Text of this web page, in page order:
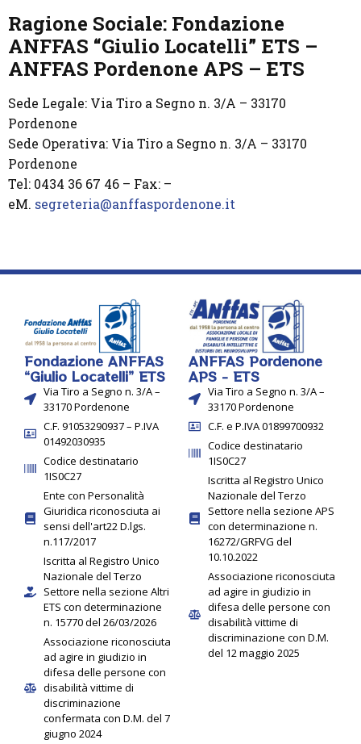
Ragione Sociale: Fondazione
ANFFAS “Giulio Locatelli” ETS –
ANFFAS Pordenone APS – ETS
Sede Legale: Via Tiro a Segno n. 3/A – 33170
Pordenone
Sede Operativa: Via Tiro a Segno n. 3/A – 33170
Pordenone
Tel: 0434 36 67 46 – Fax: –
eM. segreteria@anffaspordenone.it
Fondazione ANFFAS
“Giulio Locatelli” ETS
Via Tiro a Segno n. 3/A –
33170 Pordenone
C.F. 91053290937 – P.IVA
01492030935
Codice destinatario
1IS0C27
Ente con Personalità
Giuridica riconosciuta ai
sensi dell'art22 D.lgs.
n.117/2017
Iscritta al Registro Unico
Nazionale del Terzo
Settore nella sezione Altri
ETS con determinazione
n. 15770 del 26/03/2026
Associazione riconosciuta
ad agire in giudizio in
difesa delle persone con
disabilità vittime di
discriminazione
confermata con D.M. del 7
giugno 2024
ANFFAS Pordenone
APS - ETS
Via Tiro a Segno n. 3/A –
33170 Pordenone
C.F. e P.IVA 01899700932
Codice destinatario
1IS0C27
Iscritta al Registro Unico
Nazionale del Terzo
Settore nella sezione APS
con determinazione n.
16272/GRFVG del
10.10.2022
Associazione riconosciuta
ad agire in giudizio in
difesa delle persone con
disabilità vittime di
discriminazione con D.M.
del 12 maggio 2025